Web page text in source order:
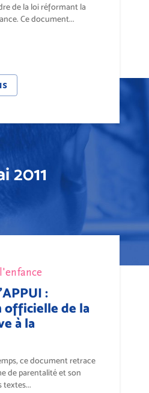
de la loi réformant la
Ce document...
2011
:
officielle de la
à la
ce document retrace
de parentalité et son
textes...